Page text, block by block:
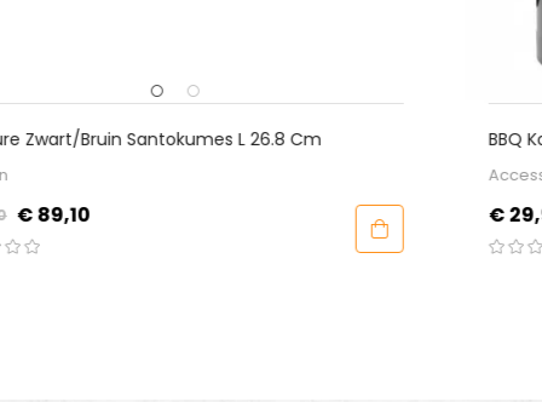
BBQ Kolen Starter - Grill Team
Prijs
€ 29,95